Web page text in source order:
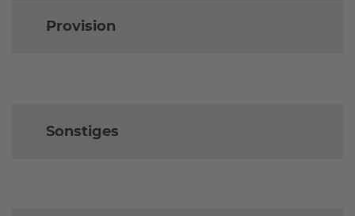
Provision
Sonstiges